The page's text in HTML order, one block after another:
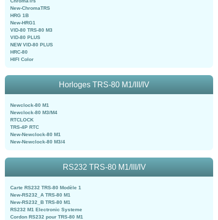
New-ChromaTRS
HRG 1B
New-HRG1
VID-80 TRS-80 M3
VID-80 PLUS
NEW VID-80 PLUS
HRC-80
HIFI Color
Horloges TRS-80 M1/III/IV
Newclock-80 M1
Newclock-80 M3/M4
RTCLOCK
TRS-4P RTC
New-Newclock-80 M1
New-Newclock-80 M3/4
RS232 TRS-80 M1/III/IV
Carte RS232 TRS-80 Modèle 1
New-RS232_A TRS-80 M1
New-RS232_B TRS-80 M1
RS232 M1 Electronic Systeme
Cordon RS232 pour TRS-80 M1